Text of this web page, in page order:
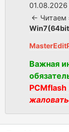
01.08.2026
<- Читаем
Важная
PCMflash